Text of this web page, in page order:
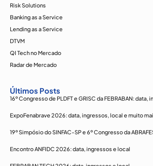
Risk Solutions
Banking as a Service
Lending as a Service
DTVM
QI Tech no Mercado
Radar de Mercado
Últimos Posts
16º Congresso de PLDFT e GRISC da FEBRABAN: data,
ExpoFenabrave 2026: data, ingressos, local e muito
19º Simpósio do SINFAC-SP e 6º Congresso da
Encontro ANFIDC 2026: data, ingressos e local